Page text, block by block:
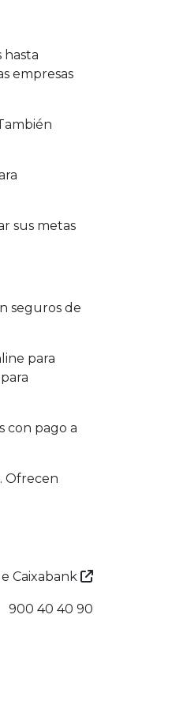
hasta
empresas
sus metas
seguros de
para
con pago a
Ofrecen
Caixabank
900 40 40 90